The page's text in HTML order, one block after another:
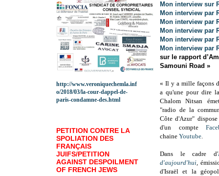
Mon interview sur
Mon interview par
Mon interview par
Mon interview par
Mon interview par
Mon interview par
sur le rapport
Samouni Road »
« Il y a mille façons
a qu'une pour dire
Chalom Nitsan
"radio de la
Côte d'Azur"
d'un compte
chaine Youtube.
Dans le cadre d'
d'aujourd'hui,
d'Israël et la
http://www.veroniquechemla.inf
o/2018/03/la-cour-dappel-de-
paris-condamne-des.html
PETITION CONTRE LA
SPOLIATION DES
FRANÇAIS
JUIFS/PETITION
AGAINST DESPOILMENT
OF FRENCH JEWS